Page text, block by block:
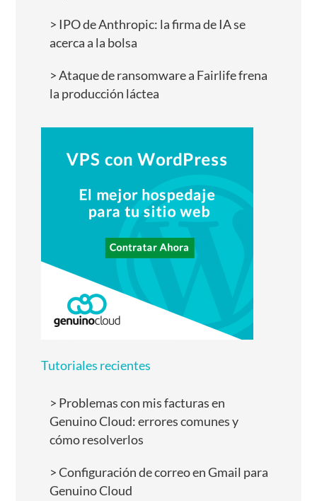
IPO de Anthropic: la firma de IA se
acerca a la bolsa
Ataque de ransomware a Fairlife frena
la producción láctea
Tutoriales recientes
Problemas con mis facturas en
Genuino Cloud: errores comunes y
cómo resolverlos
Configuración de correo en Gmail para
Genuino Cloud